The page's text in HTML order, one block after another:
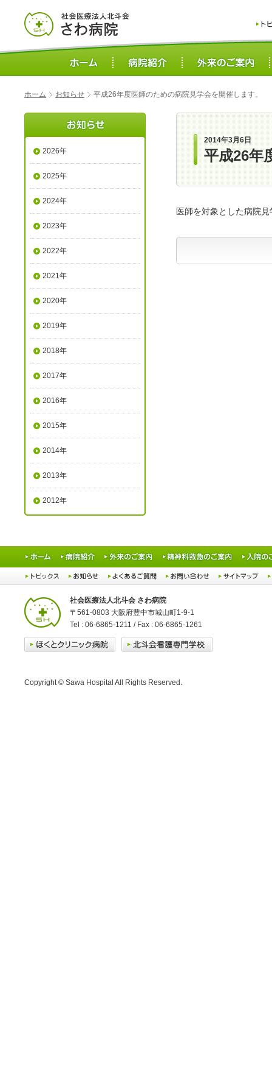
ホーム お知らせ 平成26年度医師のための病院見学会を開催します。
2014年3月6日
平成26年
医師を対象とした病院
2026年
2025年
2024年
2023年
2022年
2021年
2020年
2019年
2018年
2017年
2016年
2015年
2014年
2013年
2012年
社会医療法人北斗会 さわ病院
〒561-0803 大阪府豊中市城山町1-9-1
Tel : 06-6865-1211 / Fax : 06-6865-1261
Copyright © Sawa Hospital All Rights Reserved.